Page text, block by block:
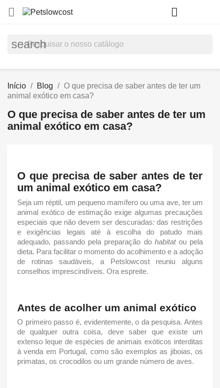
 
search
Início Blog
O que precisa de saber antes de ter um
animal exótico em casa?
O que precisa de saber antes de ter um
animal exótico em casa?
O que precisa de saber antes de ter
um animal exótico em casa?
Seja um réptil, um pequeno mamífero ou uma ave, ter um
animal exótico de estimação exige algumas precauções
especiais que não devem ser descuradas: das restrições
e exigências legais até à escolha do patudo mais
adequado, passando pela preparação do habitat ou pela
dieta. Para facilitar o momento do acolhimento e a adoção
de rotinas saudáveis, a Petslowcost reuniu alguns
conselhos imprescindíveis. Ora espreite.
Antes de acolher um animal exótico
O primeiro passo é, evidentemente, o da pesquisa. Antes
de qualquer outra coisa, deve saber que existe um
extenso leque de espécies de animais exóticos interditas
à venda em Portugal, como são exemplos as jiboias, os
primatas, os crocodilos ou um grande número de aves.